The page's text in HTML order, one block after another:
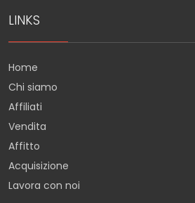
LINKS
Home
Chi siamo
Affiliati
Vendita
Affitto
Acquisizione
Lavora con noi